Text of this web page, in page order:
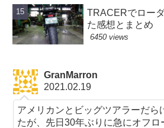
TRACERでロー
た感想とまとめ
6450 views
GranMarron
2021.02.19
アメリカンとビッグツアラーだら
たが、先日30年ぶりに急にオフロ